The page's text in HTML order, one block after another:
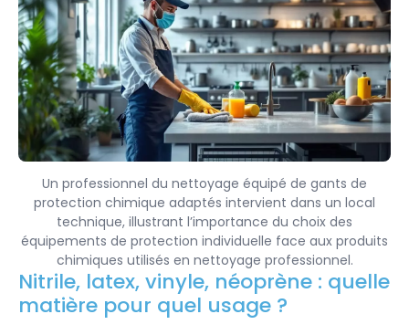
Un professionnel du nettoyage équipé de gants de
protection chimique adaptés intervient dans un local
technique, illustrant l’importance du choix des
équipements de protection individuelle face aux produits
chimiques utilisés en nettoyage professionnel.
Nitrile, latex, vinyle, néoprène : quelle
matière pour quel usage ?